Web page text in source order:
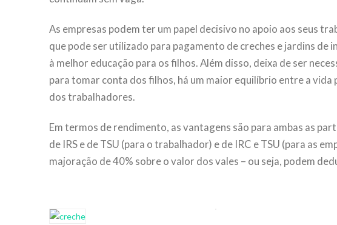
As empresas podem ter um papel decisivo no apoio aos seus
que pode ser utilizado para pagamento de creches e jardins de
à melhor educação para os filhos. Além disso, deixa de ser
para tomar conta dos filhos, há um maior equilíbrio entre a vida
dos trabalhadores.
Em termos de rendimento, as vantagens são para ambas as
de IRS e de TSU (para o trabalhador) e de IRC e TSU (para as
majoração de 40% sobre o valor dos vales – ou seja, podem